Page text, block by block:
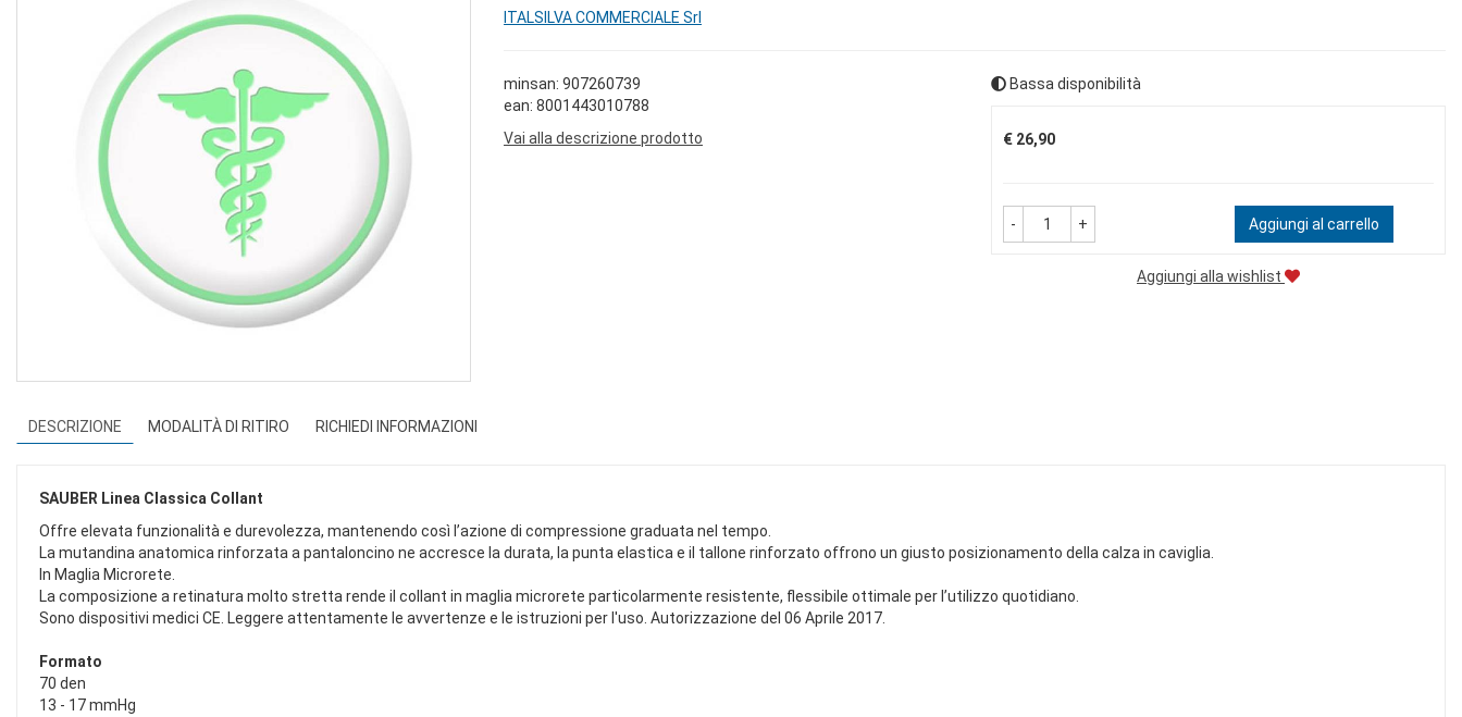
ITALSILVA COMMERCIALE Srl
minsan: 907260739
ean: 8001443010788
Vai alla descrizione prodotto
Bassa disponibilità
Prezzo
€ 26,90
- + Aggiungi al carrello
Aggiungi alla wishlist
DESCRIZIONE MODALITÀ DI RITIRO RICHIEDI INFORMAZIONI
SAUBER Linea Classica Collant
Offre elevata funzionalità e durevolezza, mantenendo così l’azione di compressione graduata nel tempo.
La mutandina anatomica rinforzata a pantaloncino ne accresce la durata, la punta elastica e il tallone rinforzato offrono un giusto posizionamento della calza in caviglia.
In Maglia Microrete.
La composizione a retinatura molto stretta rende il collant in maglia microrete particolarmente resistente, flessibile ottimale per l’utilizzo quotidiano.
Sono dispositivi medici CE. Leggere attentamente le avvertenze e le istruzioni per l'uso. Autorizzazione del 06 Aprile 2017.
Formato
70 den
13 - 17 mmHg